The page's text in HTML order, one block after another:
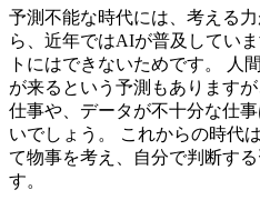
予測不能な時代には、考える力
ら、近年ではAIが普及してい
トにはできないためです。
人
が来るという予測もあります
仕事や、データが不十分な仕
いでしょう。
これからの時代
て物事を考え、自分で判断す
す。